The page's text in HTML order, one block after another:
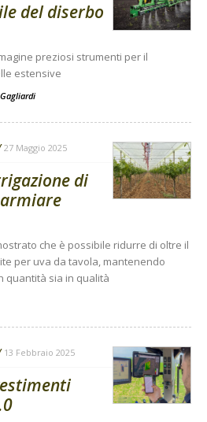
del diserbo
preziosi strumenti per il
estensive
27 Maggio 2025
di
che è possibile ridurre di oltre il
per uva da tavola, mantenendo
quantità sia in qualità
13 Febbraio 2025